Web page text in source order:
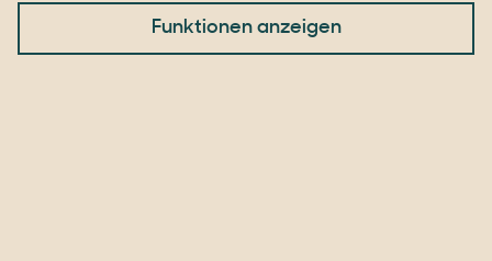
Funktionen anzeigen